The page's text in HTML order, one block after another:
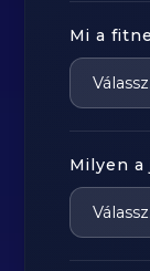
Mi a
Milyen